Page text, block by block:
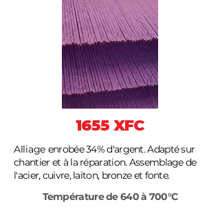
1655 XFC
Alliage enrobée 34% d'argent. Adapté sur
chantier et à la réparation. Assemblage de
l'acier, cuivre, laiton, bronze et fonte.
Température de 640 à 700°C